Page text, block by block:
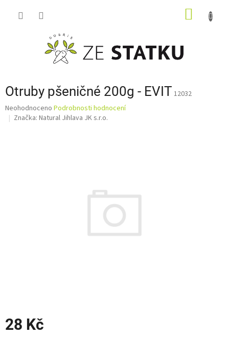
Otruby pšeničné 200g - EVIT 12032
Průměrné
hodnocení
Neohodnoceno Podrobnosti hodnocení
Značka: Natural Jihlava JK s.r.o.
28 Kč